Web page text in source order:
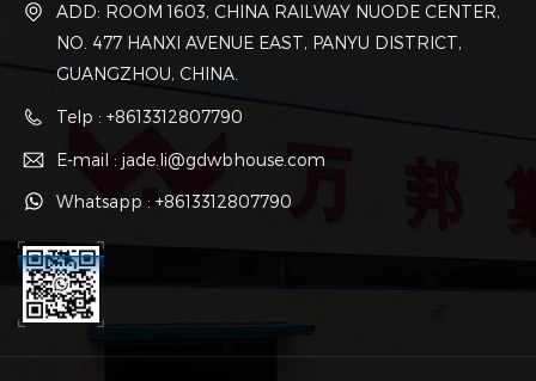
ADD: ROOM 1603, CHINA RAILWAY NUODE CENTER,
NO. 477 HANXI AVENUE EAST, PANYU DISTRICT,
GUANGZHOU, CHINA.
Telp : +8613312807790
E-mail : jade.li@gdwbhouse.com
Whatsapp : +8613312807790